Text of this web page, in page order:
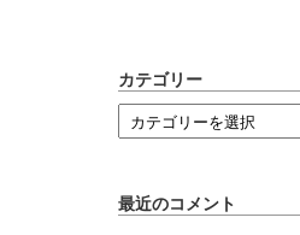
カテゴリー
最近のコメント